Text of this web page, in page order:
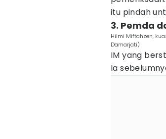
itu pindah
3. Pemda
Hilmi Miftahzen,
Damarjati)
IM yang
Ia